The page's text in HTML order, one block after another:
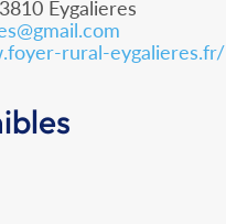
Eygalieres
rural-eygalieres.fr/